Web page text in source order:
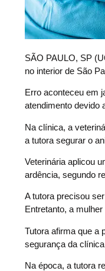
SÃO PAULO, SP
no interior de São
Erro aconteceu em
atendimento devido
Na clínica, a
a tutora segurar o
Veterinária aplicou
ardência, segundo
A tutora precisou
Entretanto, a
Tutora afirma que a
segurança da
Na época, a tutora